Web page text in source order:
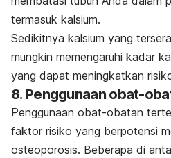
termasuk kalsium.
Sedikitnya kalsium yang
mungkin memengaruhi kadar
yang dapat meningkatkan
8. Penggunaan obat-
Penggunaan obat-obatan
faktor risiko yang berpotensi
osteoporosis. Beberapa di